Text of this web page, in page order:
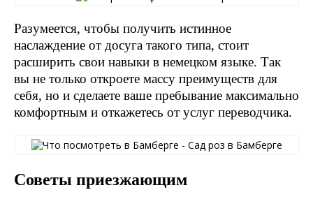
Разумеется, чтобы получить истинное
наслаждение от досуга такого типа, стоит
расширить свои навыки в немецком языке. Так
вы не только откроете массу преимуществ для
себя, но и сделаете ваше пребывание максимально
комфортным и откажетесь от услуг переводчика.
Советы приезжающим